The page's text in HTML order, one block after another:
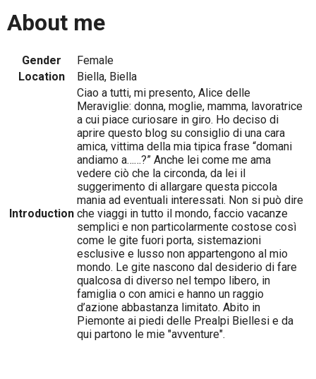
About me
Gender
Female
Location
Biella, Biella
Introduction
Ciao a tutti, mi presento, Alice delle
Meraviglie: donna, moglie, mamma, lavoratrice
a cui piace curiosare in giro. Ho deciso di
aprire questo blog su consiglio di una cara
amica, vittima della mia tipica frase “domani
andiamo a……?” Anche lei come me ama
vedere ciò che la circonda, da lei il
suggerimento di allargare questa piccola
mania ad eventuali interessati. Non si può dire
che viaggi in tutto il mondo, faccio vacanze
semplici e non particolarmente costose così
come le gite fuori porta, sistemazioni
esclusive e lusso non appartengono al mio
mondo. Le gite nascono dal desiderio di fare
qualcosa di diverso nel tempo libero, in
famiglia o con amici e hanno un raggio
d’azione abbastanza limitato. Abito in
Piemonte ai piedi delle Prealpi Biellesi e da
qui partono le mie "avventure".